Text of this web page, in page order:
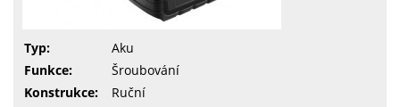
Typ:
Aku
Funkce:
Šroubování
Konstrukce:
Ruční